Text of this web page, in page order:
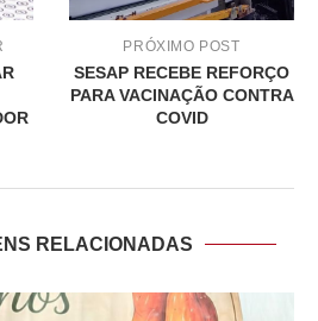
PRÓXIMO POST
SESAP RECEBE REFORÇO
PARA VACINAÇÃO CONTRA
COVID
RELACIONADAS